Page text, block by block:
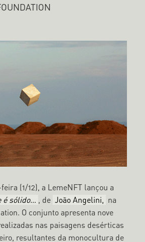
(1/12), a LemeNFT lançou a
é sólido… , de João Angelini, na
O conjunto apresenta nove
nas paisagens desérticas
resultantes da monocultura de